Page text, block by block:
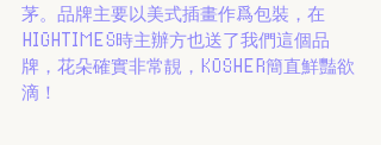
茅。品牌主要以美式插畫作爲包裝，在
HIGHTIMES時主辦方也送了我們這個品
牌，花朵確實非常靚，KOSHER簡直鮮豔欲
滴！